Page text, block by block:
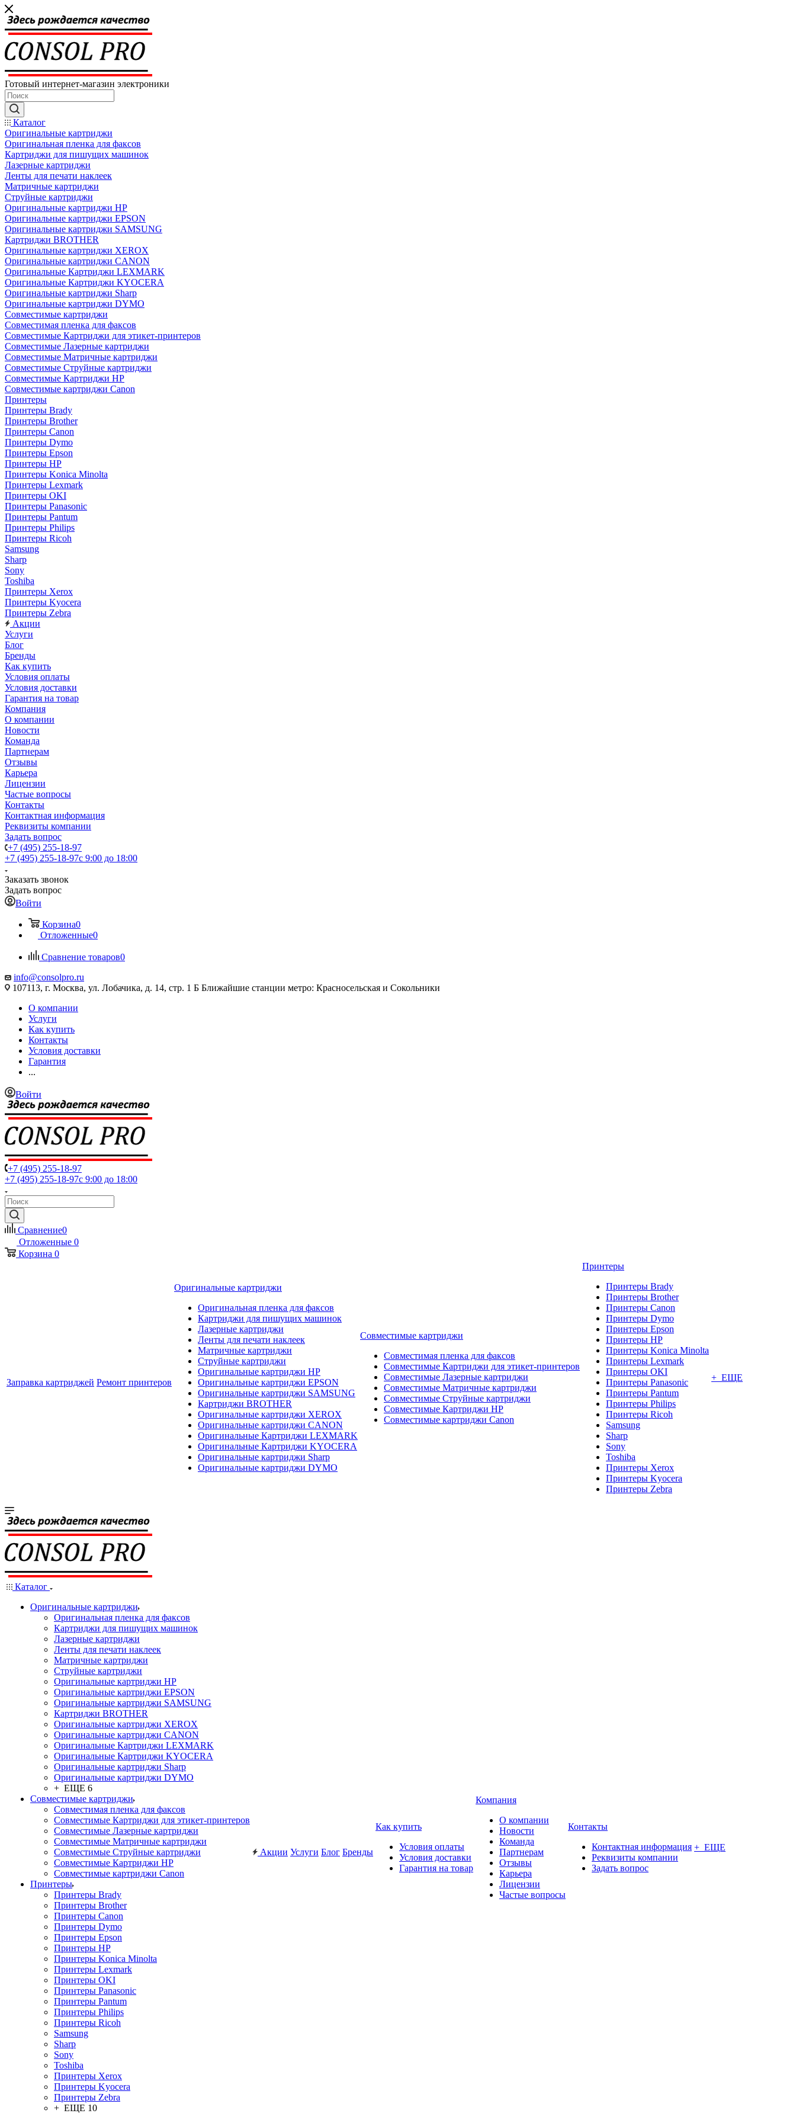
Готовый интернет-магазин электроники
Каталог
Оригинальные картриджи
Оригинальная пленка для факсов
Картриджи для пишущих машинок
Лазерные картриджи
Ленты для печати наклеек
Матричные картриджи
Струйные картриджи
Оригинальные картриджи HP
Оригинальные картриджи EPSON
Оригинальные картриджи SAMSUNG
Картриджи BROTHER
Оригинальные картриджи XEROX
Оригинальные картриджи CANON
Оригинальные Картриджи LEXMARK
Оригинальные Картриджи KYOCERA
Оригинальные картриджи Sharp
Оригинальные картриджи DYMO
Совместимые картриджи
Совместимая пленка для факсов
Совместимые Картриджи для этикет-принтеров
Совместимые Лазерные картриджи
Совместимые Матричные картриджи
Совместимые Струйные картриджи
Совместимые Картриджи HP
Совместимые картриджи Canon
Принтеры
Принтеры Brady
Принтеры Brother
Принтеры Canon
Принтеры Dymo
Принтеры Epson
Принтеры HP
Принтеры Konica Minolta
Принтеры Lexmark
Принтеры OKI
Принтеры Panasonic
Принтеры Pantum
Принтеры Philips
Принтеры Ricoh
Samsung
Sharp
Sony
Toshiba
Принтеры Xerox
Принтеры Kyocera
Принтеры Zebra
Акции
Услуги
Блог
Бренды
Как купить
Условия оплаты
Условия доставки
Гарантия на товар
Компания
О компании
Новости
Команда
Партнерам
Отзывы
Карьера
Лицензии
Частые вопросы
Контакты
Контактная информация
Реквизиты компании
Задать вопрос
+7 (495) 255-18-97
+7 (495) 255-18-97с 9:00 до 18:00
Заказать звонок
Задать вопрос
Войти
Корзина0
Отложенные0
Сравнение товаров0
info@consolpro.ru
107113, г. Москва, ул. Лобачика, д. 14, стр. 1 Б Ближайшие станции метро: Красносельская и Сокольники
О компании
Услуги
Как купить
Контакты
Условия доставки
Гарантия
...
Войти
+7 (495) 255-18-97
+7 (495) 255-18-97с 9:00 до 18:00
Сравнение0
Отложенные 0
Корзина 0
Заправка картриджей Ремонт принтеров
Оригинальные картриджи
Оригинальная пленка для факсов
Картриджи для пишущих машинок
Лазерные картриджи
Ленты для печати наклеек
Матричные картриджи
Струйные картриджи
Оригинальные картриджи HP
Оригинальные картриджи EPSON
Оригинальные картриджи SAMSUNG
Картриджи BROTHER
Оригинальные картриджи XEROX
Оригинальные картриджи CANON
Оригинальные Картриджи LEXMARK
Оригинальные Картриджи KYOCERA
Оригинальные картриджи Sharp
Оригинальные картриджи DYMO
Совместимые картриджи
Совместимая пленка для факсов
Совместимые Картриджи для этикет-принтеров
Совместимые Лазерные картриджи
Совместимые Матричные картриджи
Совместимые Струйные картриджи
Совместимые Картриджи HP
Совместимые картриджи Canon
Принтеры
Принтеры Brady
Принтеры Brother
Принтеры Canon
Принтеры Dymo
Принтеры Epson
Принтеры HP
Принтеры Konica Minolta
Принтеры Lexmark
Принтеры OKI
Принтеры Panasonic
Принтеры Pantum
Принтеры Philips
Принтеры Ricoh
Samsung
Sharp
Sony
Toshiba
Принтеры Xerox
Принтеры Kyocera
Принтеры Zebra
+ ЕЩЕ
Каталог
Оригинальные картриджи
Оригинальная пленка для факсов
Картриджи для пишущих машинок
Лазерные картриджи
Ленты для печати наклеек
Матричные картриджи
Струйные картриджи
Оригинальные картриджи HP
Оригинальные картриджи EPSON
Оригинальные картриджи SAMSUNG
Картриджи BROTHER
Оригинальные картриджи XEROX
Оригинальные картриджи CANON
Оригинальные Картриджи LEXMARK
Оригинальные Картриджи KYOCERA
Оригинальные картриджи Sharp
Оригинальные картриджи DYMO
+ ЕЩЕ 6
Совместимые картриджи
Совместимая пленка для факсов
Совместимые Картриджи для этикет-принтеров
Совместимые Лазерные картриджи
Совместимые Матричные картриджи
Совместимые Струйные картриджи
Совместимые Картриджи HP
Совместимые картриджи Canon
Принтеры
Принтеры Brady
Принтеры Brother
Принтеры Canon
Принтеры Dymo
Принтеры Epson
Принтеры HP
Принтеры Konica Minolta
Принтеры Lexmark
Принтеры OKI
Принтеры Panasonic
Принтеры Pantum
Принтеры Philips
Принтеры Ricoh
Samsung
Sharp
Sony
Toshiba
Принтеры Xerox
Принтеры Kyocera
Принтеры Zebra
+ ЕЩЕ 10
Акции Услуги Блог Бренды
Как купить
Условия оплаты
Условия доставки
Гарантия на товар
Компания
О компании
Новости
Команда
Партнерам
Отзывы
Карьера
Лицензии
Частые вопросы
Контакты
Контактная информация
Реквизиты компании
Задать вопрос
+ ЕЩЕ